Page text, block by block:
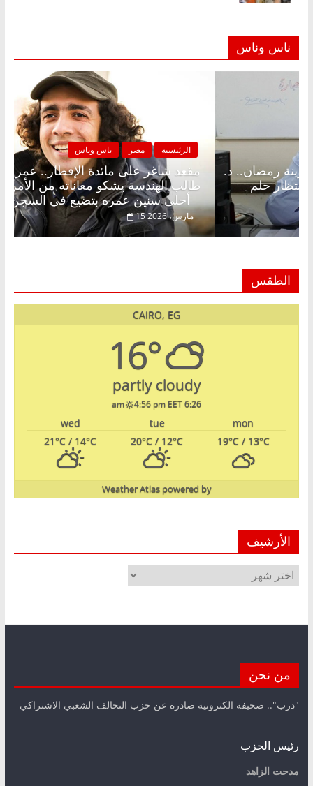
ناس وناس
الرئيسية
مقعد
طالب
أحلى سنين عمره بتضيع في السجن
15 مارس، 2026
ناس وناس
شاغر على الإفطار وبلكونة بلا زينة رمضان.. د.
فاروق خبير اقتصادي في انتظار حلم
2026
الطقس
CAIRO, EG
16°
partly cloudy
6:26 am
4:56 pm EET
mon
tue
wed
19°C/ 13°C
20°C / 12°C
21°C / 14°C
powered by
Weather Atlas
الأرشيف
الأرشيف
من نحن
"درب".. صحيفة الكترونية صادرة عن حزب التحالف الشعبي الاشتراكي
رئيس الحزب
مدحت الزاهد